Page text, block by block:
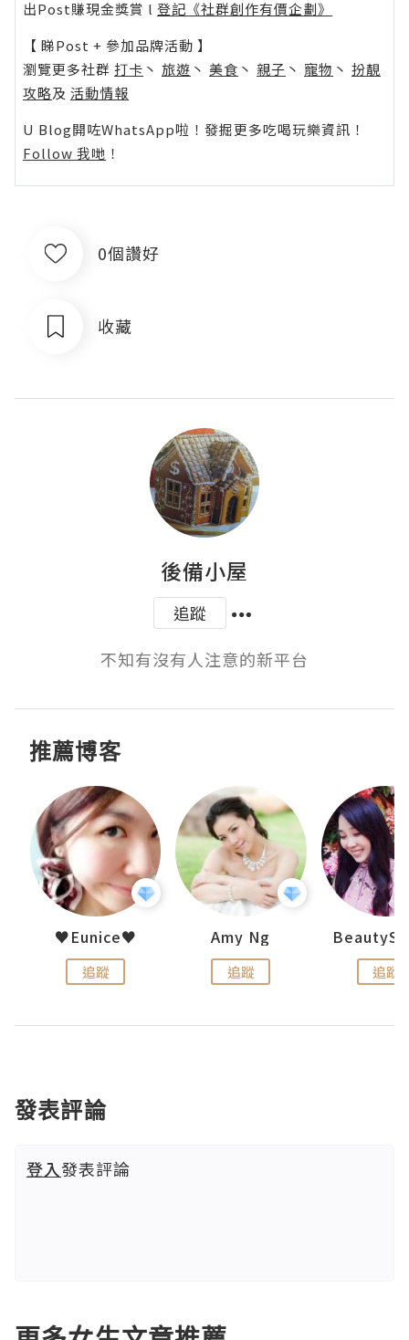
出Post賺現金獎賞 l 登記《社群創作有價企劃》
【 睇Post + 參加品牌活動 】
瀏覽更多社群 打卡 丶 旅遊 丶 美食 丶 親子 丶 寵物 丶 扮靚
攻略及 活動情報
U Blog開咗WhatsApp啦！發掘更多吃喝玩樂資訊！
Follow 我哋 ！
0個讚好
收藏
後備小屋
追蹤
不知有沒有人注意的新平台
推薦博客
♥Eunice♥
追蹤
Amy Ng
追蹤 追蹤
發表評論
登入發表評論